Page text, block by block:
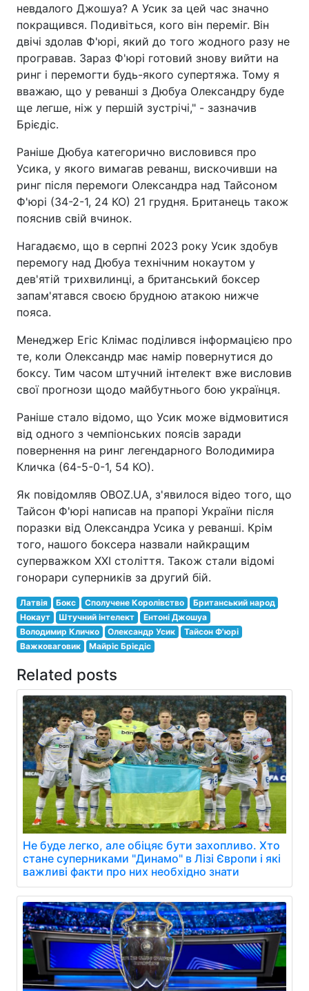
невдалого Джошуа? А Усик за цей час значно
покращився. Подивіться, кого він переміг. Він
двічі здолав Ф'юрі, який до того жодного разу не
програвав. Зараз Ф'юрі готовий знову вийти на
ринг і перемогти будь-якого супертяжа. Тому я
вважаю, що у реванші з Дюбуа Олександру буде
ще легше, ніж у першій зустрічі," - зазначив
Брієдіс.
Раніше Дюбуа категорично висловився про
Усика, у якого вимагав реванш, вискочивши на
ринг після перемоги Олександра над Тайсоном
Ф'юрі (34-2-1, 24 КО) 21 грудня. Британець також
пояснив свій вчинок.
Нагадаємо, що в серпні 2023 року Усик здобув
перемогу над Дюбуа технічним нокаутом у
дев'ятій трихвилинці, а британський боксер
запам'ятався своєю брудною атакою нижче
пояса.
Менеджер Егіс Клімас поділився інформацією про
те, коли Олександр має намір повернутися до
боксу. Тим часом штучний інтелект вже висловив
свої прогнози щодо майбутнього бою українця.
Раніше стало відомо, що Усик може відмовитися
від одного з чемпіонських поясів заради
повернення на ринг легендарного Володимира
Кличка (64-5-0-1, 54 КО).
Як повідомляв OBOZ.UA, з'явилося відео того, що
Тайсон Ф'юрі написав на прапорі України після
поразки від Олександра Усика у реванші. Крім
того, нашого боксера назвали найкращим
суперважком ХХІ століття. Також стали відомі
гонорари суперників за другий бій.
Латвія Бокс Сполучене Королівство
Британський народ
Нокаут
Штучний інтелект
Ентоні Джошуа
Володимир Кличко
Олександр Усик
Тайсон Ф'юрі
Важковаговик
Майріс Брієдіс
Related posts
Не буде легко, але обіцяє бути захопливо. Хто
стане суперниками "Динамо" в Лізі Європи і які
важливі факти про них необхідно знати